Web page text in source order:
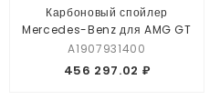
Карбоновый спойлер
Mercedes-Benz для AMG GT
A1907931400
456 297.02 ₽